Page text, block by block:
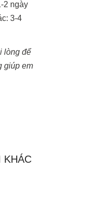
2 ngày
3-4
lòng để
giúp em
KHÁC